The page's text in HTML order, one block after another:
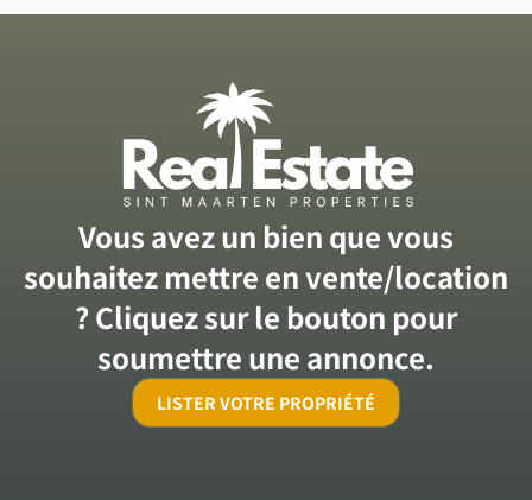
Vous avez un bien que vous
souhaitez mettre en vente/location
? Cliquez sur le bouton pour
soumettre une annonce.
LISTER VOTRE PROPRIÉTÉ